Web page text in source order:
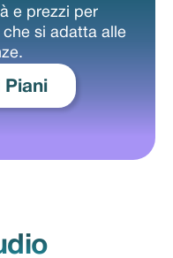
e prezzi per
si adatta alle
Piani